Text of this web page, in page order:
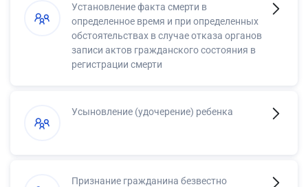
Установление факта смерти в
определенное время и при определенных
обстоятельствах в случае отказа органов
записи актов гражданского состояния в
регистрации смерти
Усыновление (удочерение) ребенка
Признание гражданина безвестно